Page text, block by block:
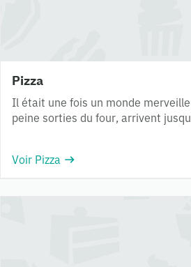
Pizza
Il était une fois un monde
peine sorties du four, arrivent
Voir Pizza